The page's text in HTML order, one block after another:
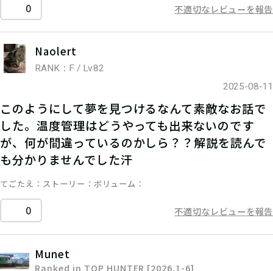
0 不適切なレビューを報告
Naolert
RANK：F / Lv.82
2025-08-11
このようにして夢を見つけるなんて素敵なお話で
した。温度管理はどうやっても出来ないのです
が、何が間違っているのかしら？？解説を読んで
も分かりませんでした汗
てごたえ ストーリー ボリューム
0 不適切なレビューを報告
Munet
Ranked in TOP HUNTER [2026.1-6]